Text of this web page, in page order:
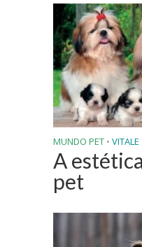
MUNDO PET • VITALE
A
pet